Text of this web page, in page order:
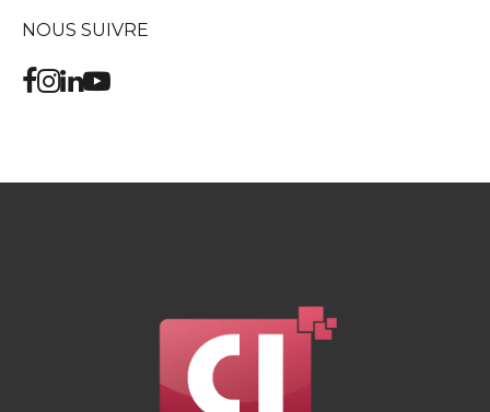
NOUS SUIVRE